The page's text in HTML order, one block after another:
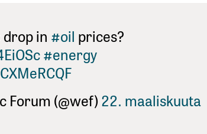
drop in #oil prices?
#energy
Forum (@wef)22. maaliskuuta